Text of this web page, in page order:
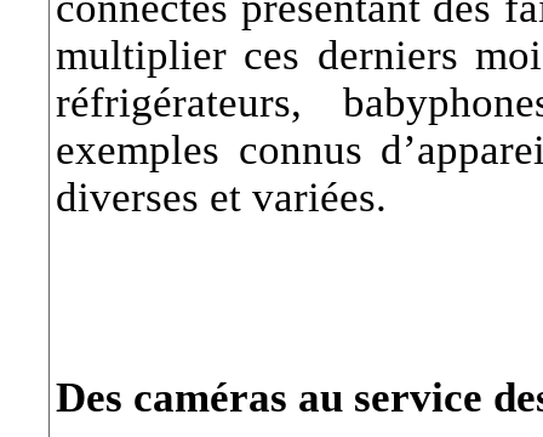
multiplier ces derniers
réfrigérateurs,
exemples connus
diverses et variées.
Des caméras au service